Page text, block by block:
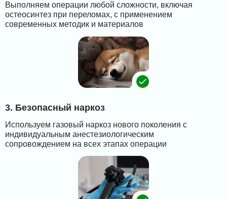
Выполняем операции любой сложности, включая
остеосинтез при переломах, с применением
современных методик и материалов
3. Безопасный наркоз
Используем газовый наркоз нового поколения с
индивидуальным анестезиологическим
сопровождением на всех этапах операции